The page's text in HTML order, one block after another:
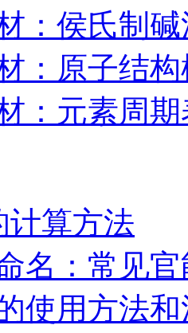
：侯氏制
：原子结
：元素周
计算方法
名：常见
使用方法